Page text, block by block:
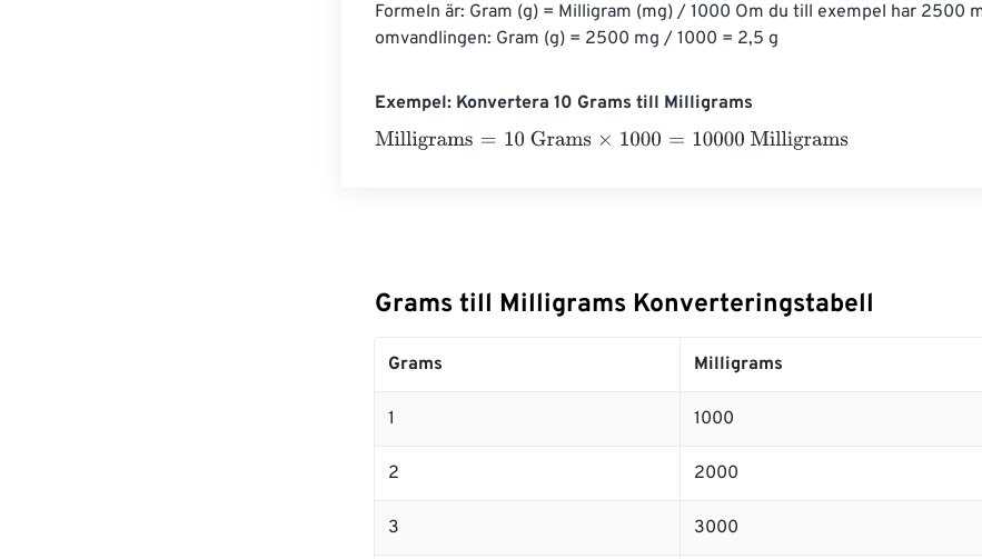
Formeln är: Gram (g) = Milligram (mg) / 1000 Om du till exempel har 2500
omvandlingen: Gram (g) = 2500 mg / 1000 = 2,5 g
Exempel: Konvertera 10 Grams till Milligrams
Milligrams=10 Grams×1000 =10000 Milligrams
Grams till Milligrams Konverteringstabell
Grams Milligrams
1 1000
2 2000
3 3000